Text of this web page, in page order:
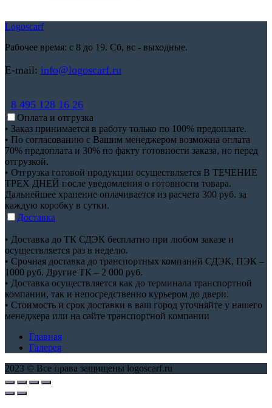
Logoscarf
Рабочее время: с 8 до 19. Сб, вс - выходные.
E-mail: info@logoscarf.ru
8 495 128 16 26
Оплата и отгрузка
• Заказ принимается в работу только по 100% предоплате.
• По согласованию с Вашим менеджером возможна оплата
70% предоплата и 30% по факту готовности заказа, но перед
отгрузкой.
• Отгрузка готовой продукции осуществляется В ТЕЧЕНИЕ
ТРЕХ ДНЕЙ после уведомления о готовности товара.
Дальнейшее хранение оплачивается из расчета 300 руб. за
каждую коробку в сутки.
Доставка
• Доставка до ТК СДЭК бесплатно при любом заказе и
осуществляется раз в неделю.
• Срочная доставка до транспортных компаний СДЭК, ПЭК –
1000 руб. Другие ТК – 2 000 руб.
• Доставка осуществляется как до терминала транспортной
компании, так и непосредственно курьером до двери.
• Стоимость и срок доставки в ваш город уточняйте у нашего
менеджера или на сайте транспортной компании
Главная
Галерея
2023 © Все права защищены logoscarf.ru